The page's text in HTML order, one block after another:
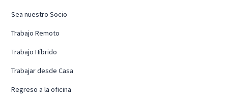
Sea nuestro Socio
Trabajo Remoto
Trabajo Híbrido
Trabajar desde Casa
Regreso a la oficina